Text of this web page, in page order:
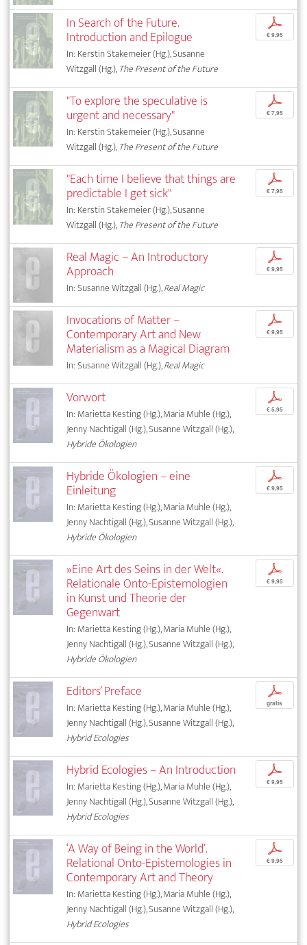
In Search of the Future.
Introduction and Epilogue
In: Kerstin Stakemeier (Hg.), Susanne
Witzgall (Hg.),The Present of the Future
p
€ 9,95
"To explore the speculative is
urgent and necessary"
In: Kerstin Stakemeier (Hg.), Susanne
Witzgall (Hg.),The Present of the Future
p
€ 7,95
"Each time I believe that things are
predictable I get sick"
In: Kerstin Stakemeier (Hg.), Susanne
Witzgall (Hg.),The Present of the Future
p
€ 7,95
Real Magic – An Introductory
Approach
In: Susanne Witzgall (Hg.),Real Magic
p
€ 9,95
Invocations of Matter –
Contemporary Art and New
Materialism as a Magical Diagram
In: Susanne Witzgall (Hg.),Real Magic
p
€ 9,95
Vorwort
In: Marietta Kesting (Hg.), Maria Muhle (Hg.),
Jenny Nachtigall (Hg.), Susanne Witzgall (Hg.),
Hybride Ökologien
p
€ 5,95
Hybride Ökologien – eine
Einleitung
In: Marietta Kesting (Hg.), Maria Muhle (Hg.),
Jenny Nachtigall (Hg.), Susanne Witzgall (Hg.),
Hybride Ökologien
p
€ 9,95
»Eine Art des Seins in der Welt«.
Relationale Onto-Epistemologien
in Kunst und Theorie der
Gegenwart
In: Marietta Kesting (Hg.), Maria Muhle (Hg.),
Jenny Nachtigall (Hg.), Susanne Witzgall (Hg.),
Hybride Ökologien
p
€ 9,95
Editors’ Preface
In: Marietta Kesting (Hg.), Maria Muhle (Hg.),
Jenny Nachtigall (Hg.), Susanne Witzgall (Hg.),
Hybrid Ecologies
p
gratis
Hybrid Ecologies – An Introduction
In: Marietta Kesting (Hg.), Maria Muhle (Hg.),
Jenny Nachtigall (Hg.), Susanne Witzgall (Hg.),
Hybrid Ecologies
p
€ 9,95
‘A Way of Being in the World’.
Relational Onto-Epistemologies in
Contemporary Art and Theory
In: Marietta Kesting (Hg.), Maria Muhle (Hg.),
Jenny Nachtigall (Hg.), Susanne Witzgall (Hg.),
Hybrid Ecologies
p
€ 9,95